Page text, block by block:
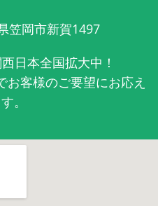
笠岡市新賀1497
日本全国拡大中！
客様のご要望にお応え
。